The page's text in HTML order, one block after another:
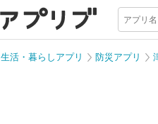
生活・暮らしアプリ 防災アプリ